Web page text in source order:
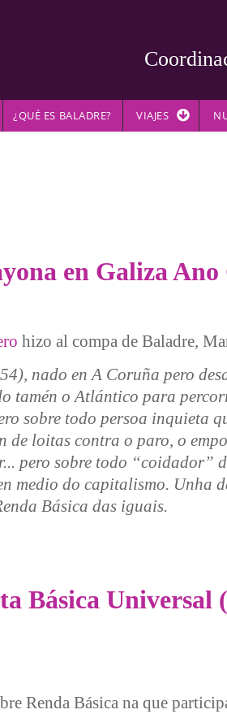
¿QUÉ ES BALADRE? VIAJES
en Galiza Ano
hizo al compa de Baladre,
nado en A Coruña pero
tamén o Atlántico para
sobre todo persoa inquieta
loitas contra o paro, o
pero sobre todo “coidador”
medio do capitalismo. Unha
Básica das iguais.
Galiza Ano Cero
Básica Universal
Renda Básica na que